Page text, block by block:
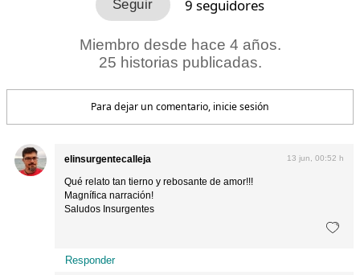
9 seguidores
Miembro desde hace 4 años.
25 historias publicadas.
Para dejar un comentario, inicie sesión
elinsurgentecalleja 13 jun, 00:52 h
Qué relato tan tierno y rebosante de amor!!!
Magnífica narración!
Saludos Insurgentes
Responder